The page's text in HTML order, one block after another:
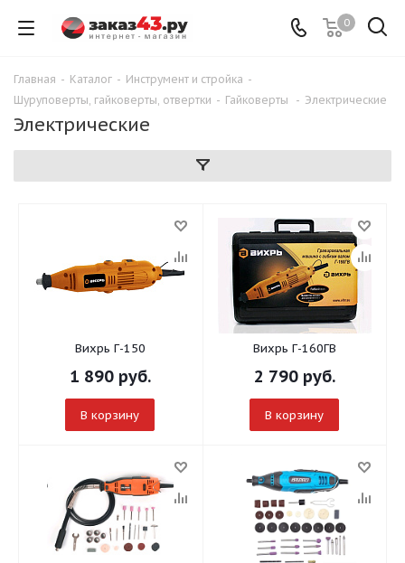
0
Главная - Каталог - Инструмент и стройка -
Шуруповерты, гайковерты, отвертки - Гайковерты - Электрические
Электрические
Вихрь Г-150
1 890руб.
В корзину
Вихрь Г-160ГВ
2 790руб.
В корзину